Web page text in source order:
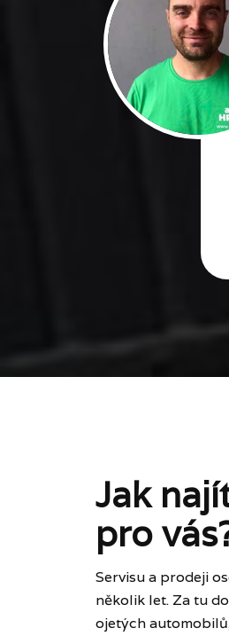
Jak
pro
Servisu a prodeji
několik let. Za tu
ojetých